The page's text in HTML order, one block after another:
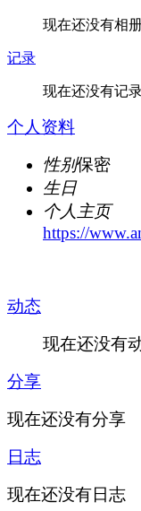
现在还没有相
记录
现在还没有记
个人资料
性别保密
生日
个人主页
https://
动态
现在还没有
分享
现在还没有分享
日志
现在还没有日志